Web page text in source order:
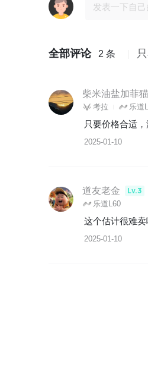
全部评论 2 条
柴米油盐加菲猫
考拉 乐道
只要价格合适
2025-01-10
道友老金 Lv.3
乐道L60
这个估计很难卖
2025-01-10